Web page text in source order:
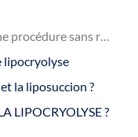
La cryoadipolyse en pratique : une procédure sans restrictions
lipocryolyse
la liposuccion ?
LIPOCRYOLYSE ?